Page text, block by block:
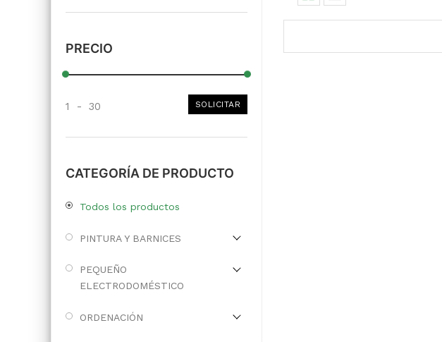
PRECIO
1 - 30 SOLICITAR
CATEGORÍA DE PRODUCTO
Todos los productos
PINTURA Y BARNICES
PEQUEÑO
ELECTRODOMÉSTICO
ORDENACIÓN